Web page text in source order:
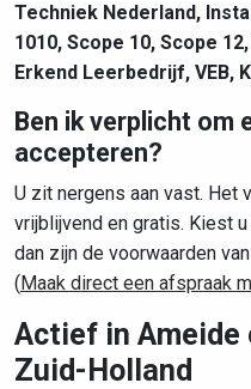
Techniek Nederland,
1010, Scope 10, Scope
Erkend Leerbedrijf, VEB,
Ben ik verplicht om
accepteren?
U zit nergens aan vast. Het
vrijblijvend en gratis. Kiest
dan zijn de voorwaarden
(Maak direct een afspraak
Actief in Ameide
Zuid-Holland